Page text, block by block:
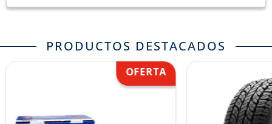
PRODUCTOS DESTACADOS